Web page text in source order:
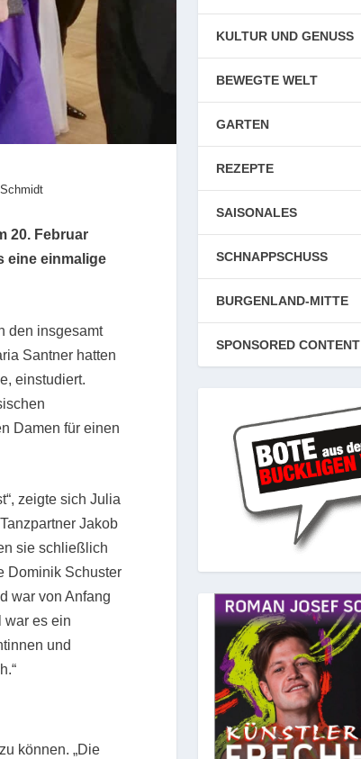
20. Februar
eine einmalige
den insgesamt
Santner hatten
einstudiert.
Damen für einen
zeigte sich Julia
Jakob
sie schließlich
Dominik Schuster
war von Anfang
war es ein
und
können. „Die
KULTUR UND GENUSS
BEWEGTE WELT
GARTEN
REZEPTE
SAISONALES
SCHNAPPSCHUSS
BURGENLAND-MITTE
SPONSORED CONTENT